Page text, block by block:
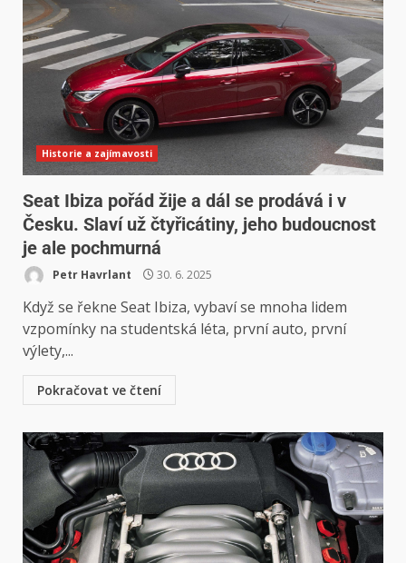
Historie a zajímavosti
Seat Ibiza pořád žije a dál se prodává i v
Česku. Slaví už čtyřicátiny, jeho budoucnost
je ale pochmurná
Petr Havrlant 30. 6. 2025
Když se řekne Seat Ibiza, vybaví se mnoha lidem
vzpomínky na studentská léta, první auto, první
výlety,...
Pokračovat ve čtení